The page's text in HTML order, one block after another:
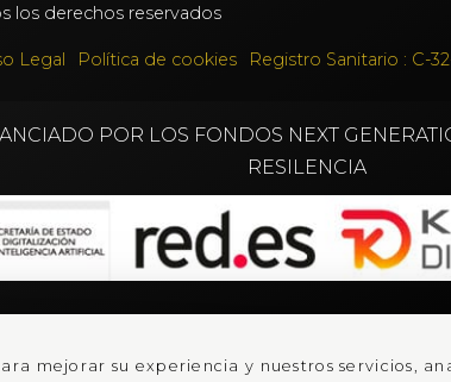
los derechos reservados
Legal Política de cookies Registro Sanitario : C-
POR LOS FONDOS NEXT
RESILENCIA
mejorar su experiencia y nuestros servicios,